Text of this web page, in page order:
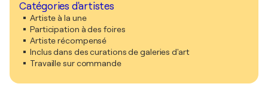
Catégories d'artistes
Artiste à la une
Participation à des foires
Artiste récompensé
Inclus dans des curations de galeries d'art
Travaille sur commande